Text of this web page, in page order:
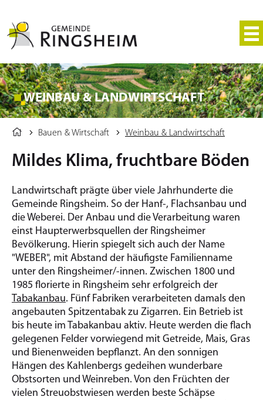
WEINBAU & LANDWIRTSCHAFT
Bauen & Wirtschaft Weinbau & Landwirtschaft
Mildes Klima, fruchtbare Böden
Landwirtschaft prägte über viele Jahrhunderte die
Gemeinde Ringsheim. So der Hanf-, Flachsanbau und
die Weberei. Der Anbau und die Verarbeitung waren
einst Haupterwerbsquellen der Ringsheimer
Bevölkerung. Hierin spiegelt sich auch der Name
"WEBER", mit Abstand der häufigste Familienname
unter den Ringsheimer/-innen. Zwischen 1800 und
1985 florierte in Ringsheim sehr erfolgreich der
Tabakanbau. Fünf Fabriken verarbeiteten damals den
angebauten Spitzentabak zu Zigarren. Ein Betrieb ist
bis heute im Tabakanbau aktiv. Heute werden die flach
gelegenen Felder vorwiegend mit Getreide, Mais, Gras
und Bienenweiden bepflanzt. An den sonnigen
Hängen des Kahlenbergs gedeihen wunderbare
Obstsorten und Weinreben. Von den Früchten der
vielen Streuobstwiesen werden beste Schäpse